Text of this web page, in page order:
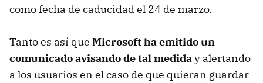
como fecha de caducidad el 24 de marzo.
Tanto es así que Microsoft ha emitido un
comunicado avisando de tal mediday alertando
a los usuarios en el caso de que quieran guardar